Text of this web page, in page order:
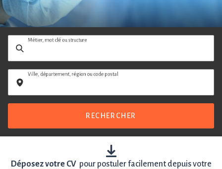
Métier, mot clé ou structure
Ville, département, région ou code postal
RECHERCHER
Déposez votre CVpour postuler facilement depuis votre